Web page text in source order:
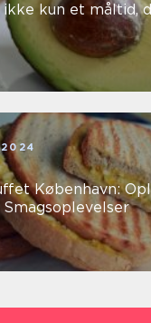
ikke kun et måltid,
København: